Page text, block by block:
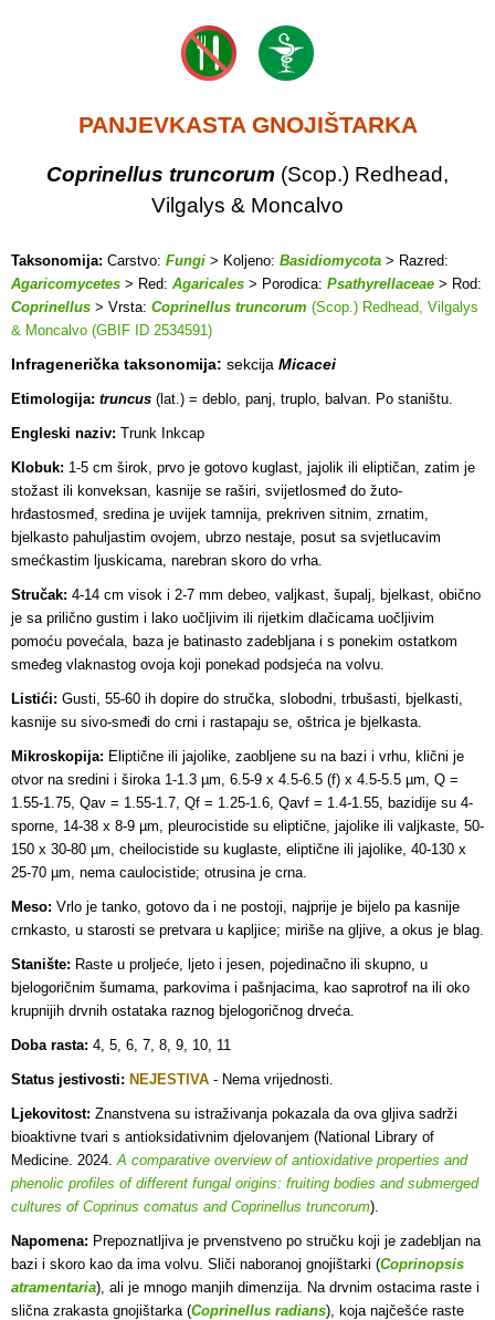
PANJEVKASTA GNOJIŠTARKA
Coprinellus truncorum (Scop.) Redhead,
Vilgalys & Moncalvo
Taksonomija: Carstvo: Fungi > Koljeno: Basidiomycota > Razred:
Agaricomycetes > Red: Agaricales > Porodica: Psathyrellaceae > Rod:
Coprinellus > Vrsta: Coprinellus truncorum (Scop.) Redhead, Vilgalys
& Moncalvo (GBIF ID 2534591)
Infragenerička taksonomija: sekcija Micacei
Etimologija: truncus (lat.) = deblo, panj, truplo, balvan. Po staništu.
Engleski naziv: Trunk Inkcap
Klobuk: 1-5 cm širok, prvo je gotovo kuglast, jajolik ili eliptičan, zatim je
stožast ili konveksan, kasnije se raširi, svijetlosmeđ do žuto-
hrđastosmeđ, sredina je uvijek tamnija, prekriven sitnim, zrnatim,
bjelkasto pahuljastim ovojem, ubrzo nestaje, posut sa svjetlucavim
smećkastim ljuskicama, narebran skoro do vrha.
Stručak: 4-14 cm visok i 2-7 mm debeo, valjkast, šupalj, bjelkast, obično
je sa prilično gustim i lako uočljivim ili rijetkim dlačicama uočljivim
pomoću povećala, baza je batinasto zadebljana i s ponekim ostatkom
smeđeg vlaknastog ovoja koji ponekad podsjeća na volvu.
Listići: Gusti, 55-60 ih dopire do stručka, slobodni, trbušasti, bjelkasti,
kasnije su sivo-smeđi do crni i rastapaju se, oštrica je bjelkasta.
Mikroskopija: Eliptične ili jajolike, zaobljene su na bazi i vrhu, klični je
otvor na sredini i široka 1-1.3 µm, 6.5-9 x 4.5-6.5 (f) x 4.5-5.5 µm, Q =
1.55-1.75, Qav = 1.55-1.7, Qf = 1.25-1.6, Qavf = 1.4-1.55, bazidije su 4-
sporne, 14-38 x 8-9 µm, pleurocistide su eliptične, jajolike ili valjkaste, 50-
150 x 30-80 µm, cheilocistide su kuglaste, eliptične ili jajolike, 40-130 x
25-70 µm, nema caulocistide; otrusina je crna.
Meso: Vrlo je tanko, gotovo da i ne postoji, najprije je bijelo pa kasnije
crnkasto, u starosti se pretvara u kapljice; miriše na gljive, a okus je blag.
Stanište: Raste u proljeće, ljeto i jesen, pojedinačno ili skupno, u
bjelogoričnim šumama, parkovima i pašnjacima, kao saprotrof na ili oko
krupnijih drvnih ostataka raznog bjelogoričnog drveća.
Doba rasta: 4, 5, 6, 7, 8, 9, 10, 11
Status jestivosti: NEJESTIVA - Nema vrijednosti.
Ljekovitost: Znanstvena su istraživanja pokazala da ova gljiva sadrži
bioaktivne tvari s antioksidativnim djelovanjem (National Library of
Medicine. 2024.A comparative overview of antioxidative properties and
phenolic profiles of different fungal origins: fruiting bodies and submerged
cultures of Coprinus comatus and Coprinellus truncorum).
Napomena: Prepoznatljiva je prvenstveno po stručku koji je zadebljan na
bazi i skoro kao da ima volvu. Sliči naboranoj gnojištarki (Coprinopsis
atramentaria), ali je mnogo manjih dimenzija. Na drvnim ostacima raste i
slična zrakasta gnojištarka (Coprinellus radians), koja najčešće raste